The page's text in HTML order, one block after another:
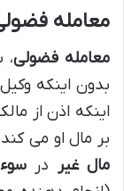
معامله
معامله فضولی،
بدون اینکه
اینکه اذن از
بر مال او می
مال غیر
در